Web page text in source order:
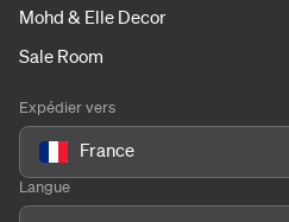
Mohd & Elle Decor
Sale Room
Expédier vers
France
Langue